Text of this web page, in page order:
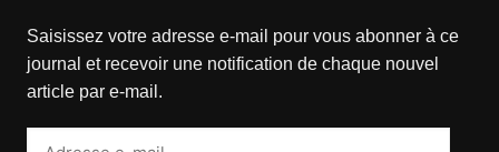
Saisissez votre adresse e-mail pour vous abonner à ce
journal et recevoir une notification de chaque nouvel
article par e-mail.